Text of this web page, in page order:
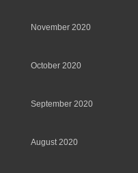
November 2020
October 2020
September 2020
August 2020